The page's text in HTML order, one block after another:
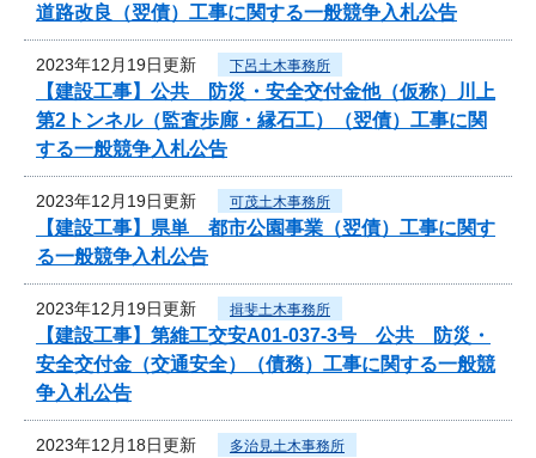
道路改良（翌債）工事に関する一般競争入札公告
2023年12月19日更新 下呂土木事務所
【建設工事】公共 防災・安全交付金他（仮称）川上
第2トンネル（監査歩廊・縁石工）（翌債）工事に関
する一般競争入札公告
2023年12月19日更新 可茂土木事務所
【建設工事】県単 都市公園事業（翌債）工事に関す
る一般競争入札公告
2023年12月19日更新 揖斐土木事務所
【建設工事】第維工交安A01-037-3号 公共 防災・
安全交付金（交通安全）（債務）工事に関する一般競
争入札公告
2023年12月18日更新 多治見土木事務所